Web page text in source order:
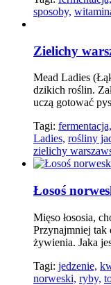
sposoby,
Zielichy
Mead Ladies
dzikich roślin.
uczą gotować
Tagi: fermentacja,
Ladies, rośliny
zielichy
Łosoś
Mięso łososia,
Przynajmniej tak
żywienia. Jaka
Tagi: jedzenie,
norweski, ryby,